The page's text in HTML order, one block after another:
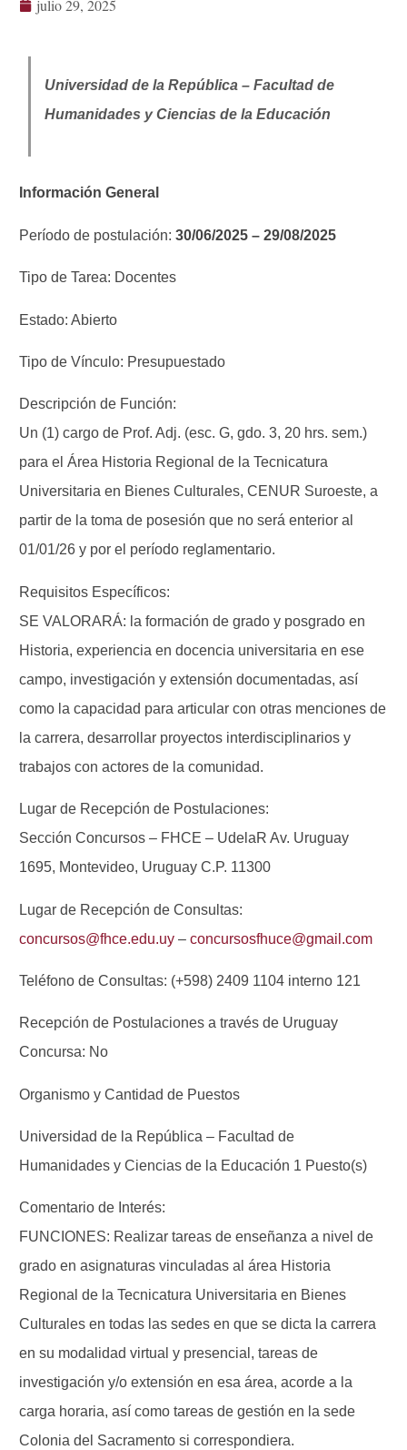
julio 29, 2025
Universidad de la República – Facultad de
Humanidades y Ciencias de la Educación
Información General
Período de postulación: 30/06/2025 – 29/08/2025
Tipo de Tarea: Docentes
Estado: Abierto
Tipo de Vínculo: Presupuestado
Descripción de Función:
Un (1) cargo de Prof. Adj. (esc. G, gdo. 3, 20 hrs. sem.)
para el Área Historia Regional de la Tecnicatura
Universitaria en Bienes Culturales, CENUR Suroeste, a
partir de la toma de posesión que no será enterior al
01/01/26 y por el período reglamentario.
Requisitos Específicos:
SE VALORARÁ: la formación de grado y posgrado en
Historia, experiencia en docencia universitaria en ese
campo, investigación y extensión documentadas, así
como la capacidad para articular con otras menciones de
la carrera, desarrollar proyectos interdisciplinarios y
trabajos con actores de la comunidad.
Lugar de Recepción de Postulaciones:
Sección Concursos – FHCE – UdelaR Av. Uruguay
1695, Montevideo, Uruguay C.P. 11300
Lugar de Recepción de Consultas:
concursos@fhce.edu.uy – concursosfhuce@gmail.com
Teléfono de Consultas: (+598) 2409 1104 interno 121
Recepción de Postulaciones a través de Uruguay
Concursa: No
Organismo y Cantidad de Puestos
Universidad de la República – Facultad de
Humanidades y Ciencias de la Educación 1 Puesto(s)
Comentario de Interés:
FUNCIONES: Realizar tareas de enseñanza a nivel de
grado en asignaturas vinculadas al área Historia
Regional de la Tecnicatura Universitaria en Bienes
Culturales en todas las sedes en que se dicta la carrera
en su modalidad virtual y presencial, tareas de
investigación y/o extensión en esa área, acorde a la
carga horaria, así como tareas de gestión en la sede
Colonia del Sacramento si correspondiera.